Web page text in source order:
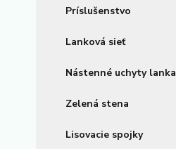
Príslušenstvo
Lanková sieť
Nástenné uchyty lanka
Zelená stena
Lisovacie spojky